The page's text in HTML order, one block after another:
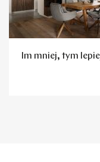
Im mniej, tym